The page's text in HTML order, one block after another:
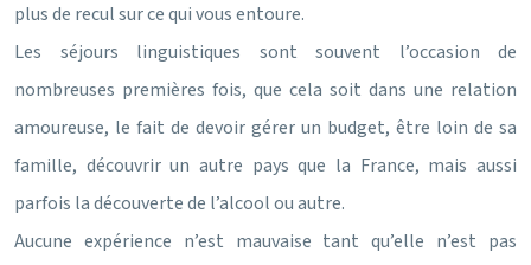
plus de recul sur ce qui vous entoure.
Les séjours linguistiques sont souvent l’occasion de
nombreuses premières fois, que cela soit dans une relation
amoureuse, le fait de devoir gérer un budget, être loin de sa
famille, découvrir un autre pays que la France, mais aussi
parfois la découverte de l’alcool ou autre.
Aucune expérience n’est mauvaise tant qu’elle n’est pas